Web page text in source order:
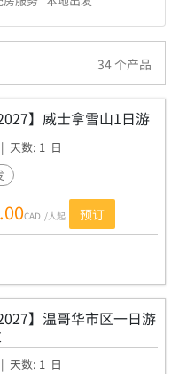
波多黎各
胡安 墨西哥
墨西哥城
亚特兰大
休斯顿
新奥尔良 檀香山 奥兰多
胡安 墨西哥
墨西哥城
坎昆
达拉斯
新奥尔良 檀香山 奥兰多
巴拉德罗 波多黎各
胡安 墨西哥
34 个产品
】威士拿雪山1日游
| 天数: 1 日
CAD /人起 预订
】温哥华市区一日游
| 天数: 1 日